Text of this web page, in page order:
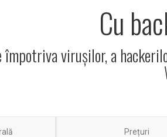
Cu
virușilor, a
Prețuri